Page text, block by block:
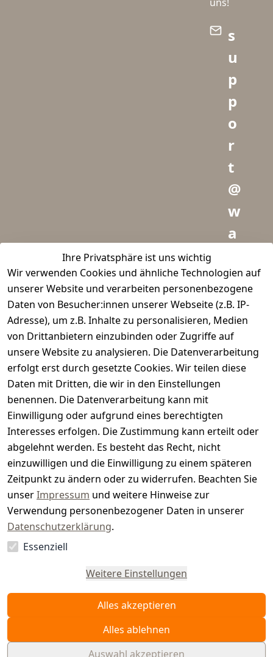
Ihre Privatsphäre ist uns wichtig
Wir verwenden Cookies und ähnliche Technologien auf
unserer Website und verarbeiten personenbezogene
Daten von Besucher:innen unserer Webseite (z.B. IP-
Adresse), um z.B. Inhalte zu personalisieren, Medien
von Drittanbietern einzubinden oder Zugriffe auf
unsere Website zu analysieren. Die Datenverarbeitung
erfolgt erst durch gesetzte Cookies. Wir teilen diese
Daten mit Dritten, die wir in den Einstellungen
benennen. Die Datenverarbeitung kann mit
Einwilligung oder aufgrund eines berechtigten
Interesses erfolgen. Die Zustimmung kann erteilt oder
abgelehnt werden. Es besteht das Recht, nicht
einzuwilligen und die Einwilligung zu einem späteren
Zeitpunkt zu ändern oder zu widerrufen. Beachten Sie
unserImpressum und weitere Hinweise zur
Verwendung personenbezogener Daten in unserer
Datenschutzerklärung.
Essenziell
Weitere Einstellungen
Alles akzeptieren
Alles ablehnen
Auswahl akzeptieren
s
u
p
p
o
r
t
@
w
a
d
m
e
i
s
r.
e
Vertrag
widerrufen